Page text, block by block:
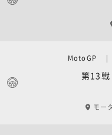
第13
MotoGP |
モー